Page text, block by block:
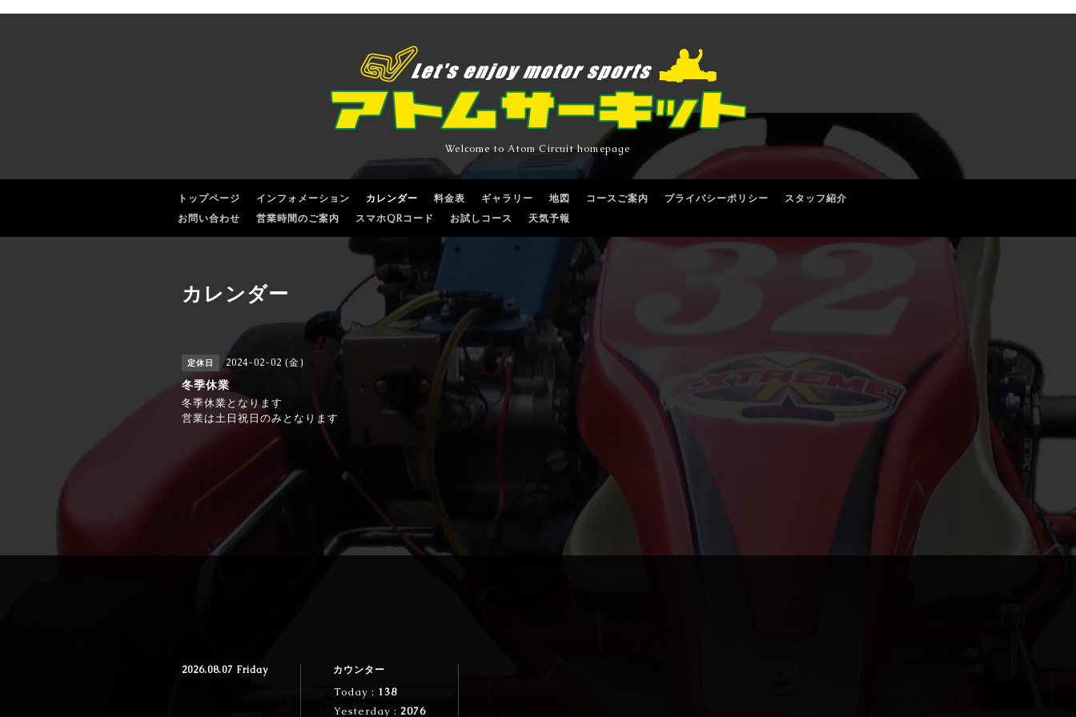
Welcome to Atom Circuit homepage
トップページ インフォメーション カレンダー 料金表 ギャラリー 地図 コースご案内 プライバシーポリシー
スタッフ紹介
お問い合わせ
営業時間のご案内 スマホQRコード お試しコース 天気予報
カレンダー
定休日 2024-02-02 (金)
冬季休業
冬季休業となります
営業は土日祝日のみとなります
2026.08.07 Friday カウンター
Today : 138
Yesterday : 2076